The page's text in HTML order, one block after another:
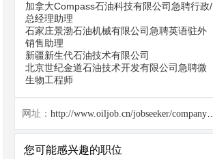
加拿大Compass石油科技有限公司急聘行政/
总经理助理
石家庄景渤石油机械有限公司急聘英语驻外
销售助理
新疆新生代石油技术有限公司
北京世纪金道石油技术开发有限公司急聘微
生物工程师
网址： http://www.oiljob.cn/jobseeker/company/26763.html
您可能感兴趣的职位